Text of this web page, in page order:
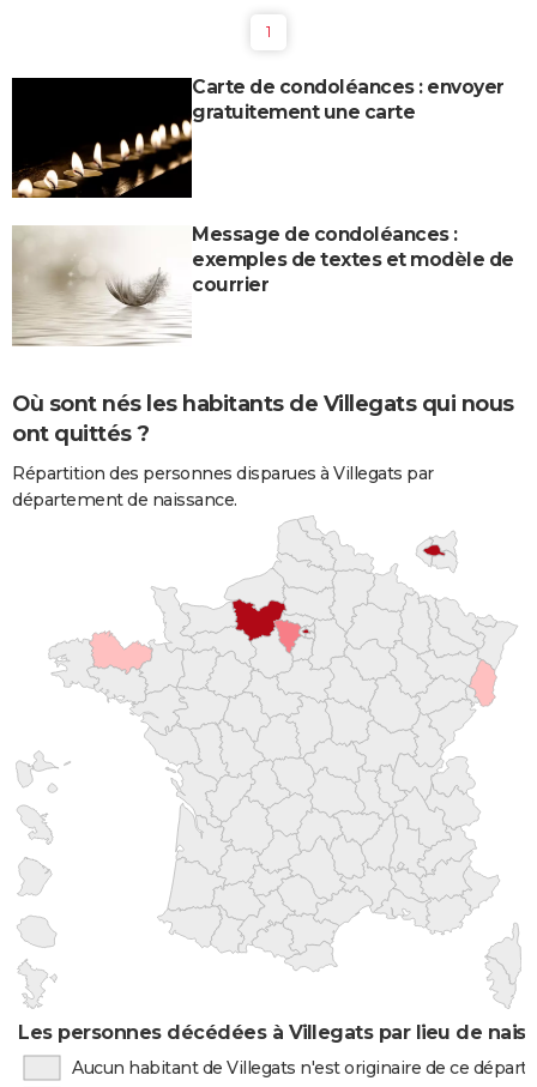
1
Carte de condoléances : envoyer
gratuitement une carte
Message de condoléances :
exemples de textes et modèle de
courrier
Où sont nés les habitants de Villegats qui nous
ont quittés ?
Répartition des personnes disparues à Villegats par
département de naissance.
Les personnes décédées à Villegats par lieu de
Aucun habitant de Villegats n'est originaire de ce